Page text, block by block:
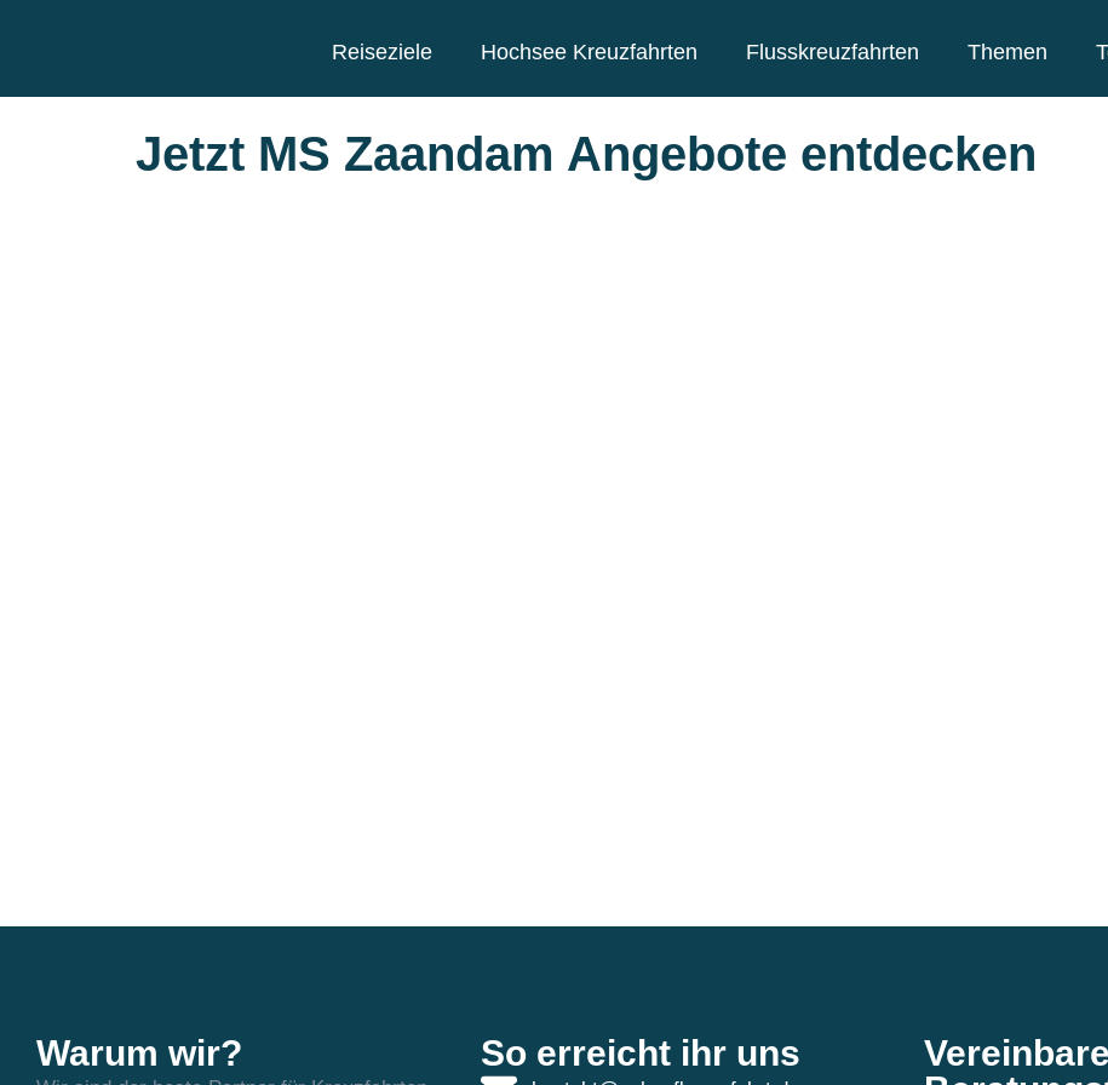
Reiseziele Hochsee Kreuzfahrten Flusskreuzfahrten Themen
Jetzt MS Zaandam Angebote entdecken
Warum wir? So erreicht ihr uns